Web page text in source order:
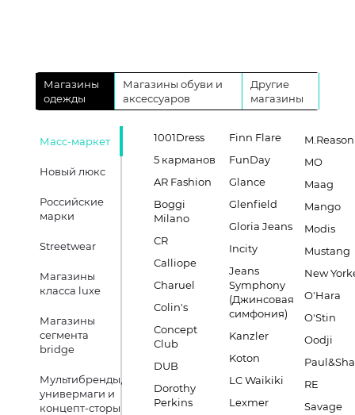
Магазины
одежды
Магазины обуви и
аксессуаров
Другие
магазины
Масс-маркет
Новый люкс
Российские
марки
Streetwear
Магазины
класса luxe
Магазины
сегмента
bridge
Мультибренды,
универмаги и
концепт-сторы
1001Dress
5 карманов
AR Fashion
Boggi
Milano
CR
Calliope
Charuel
Colin's
Concept
Club
DUB
Dorothy
Perkins
Finn Flare
FunDay
Glance
Glenfield
Gloria Jeans
Incity
Jeans
Symphony
(Джинсовая
симфония)
Kanzler
Koton
LC Waikiki
Lexmer
M.Reason
MO
Maag
Mango
Modis
Mustang
New
O'Hara
O'Stin
Oodji
RE
Savage